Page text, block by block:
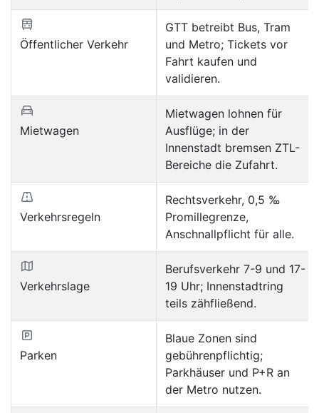
Öffentlicher Verkehr
GTT betreibt Bus, Tram
und Metro; Tickets vor
Fahrt kaufen und
validieren.
Mietwagen
Mietwagen lohnen für
Ausflüge; in der
Innenstadt bremsen ZTL-
Bereiche die Zufahrt.
Verkehrsregeln
Rechtsverkehr, 0,5 ‰
Promillegrenze,
Anschnallpflicht für alle.
Verkehrslage
Berufsverkehr 7-9 und 17-
19 Uhr; Innenstadtring
teils zähfließend.
Parken
Blaue Zonen sind
gebührenpflichtig;
Parkhäuser und P+R an
der Metro nutzen.